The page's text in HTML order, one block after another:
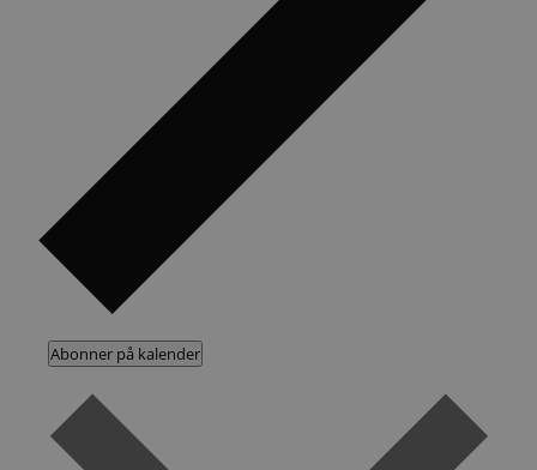
Abonner på kalender